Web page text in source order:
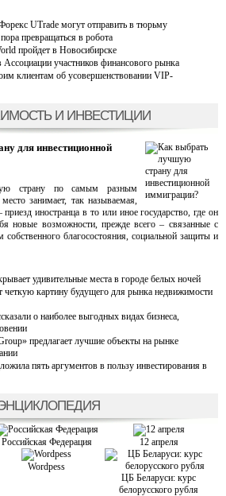
UTrade могут отправить в тюрьму
превращаться в робота
пройдет в Новосибирске
участников финансового рынка
клиентам об усовершенствовании VIP-
И ИНВЕСТИЦИИ
для инвестиционной
страну по самым разным
занимает, так называемая,
иностранца в то или иное государство, где он
новые возможности, прежде всего – связанные с
собственного благосостояния, социальной защиты и
удивительные места в городе белых ночей
четкую картину будущего для рынка недвижимости
о наиболее выгодных видах бизнеса,
предлагает лучшие объекты на рынке
пять аргументов в пользу инвестирования в
Российская Федерация 12 апреля
Wordpess
ЦБ Беларуси: курс
белорусского рубля